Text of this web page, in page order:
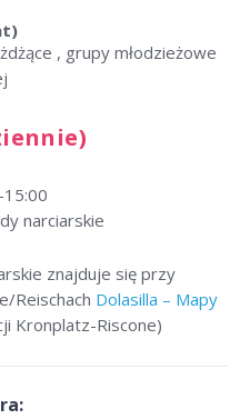
, grupy młodzieżowe
narciarskie
znajduje się przy
Reischach Dolasilla – Mapy
Kronplatz-Riscone)